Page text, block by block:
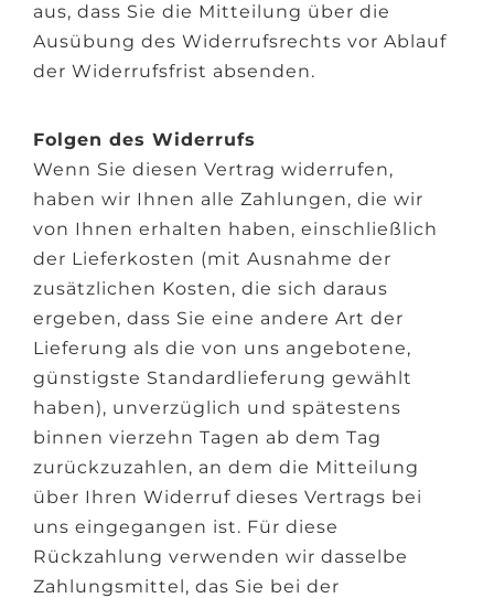
aus, dass Sie die Mitteilung über die
Ausübung des Widerrufsrechts vor Ablauf
der Widerrufsfrist absenden.
Folgen des Widerrufs
Wenn Sie diesen Vertrag widerrufen,
haben wir Ihnen alle Zahlungen, die wir
von Ihnen erhalten haben, einschließlich
der Lieferkosten (mit Ausnahme der
zusätzlichen Kosten, die sich daraus
ergeben, dass Sie eine andere Art der
Lieferung als die von uns angebotene,
günstigste Standardlieferung gewählt
haben), unverzüglich und spätestens
binnen vierzehn Tagen ab dem Tag
zurückzuzahlen, an dem die Mitteilung
über Ihren Widerruf dieses Vertrags bei
uns eingegangen ist. Für diese
Rückzahlung verwenden wir dasselbe
Zahlungsmittel, das Sie bei der